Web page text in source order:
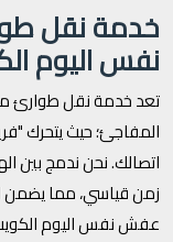
خدمة نقل
نفس اليوم
تعد خدمة نقل طوارئ من
المفاجئ؛ حيث يتحرك
اتصالك. نحن ندمج بين
زمن قياسي، مما يضمن
عفش نفس اليوم